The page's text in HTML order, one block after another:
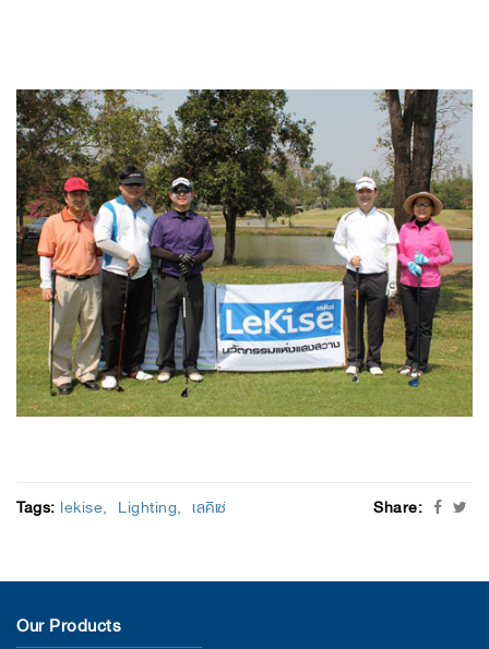
Tags: lekise Lighting เลคิเซ่ Share:
Our Products